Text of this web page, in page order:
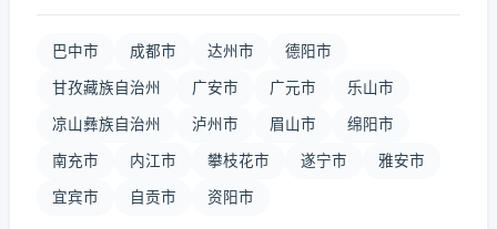
巴中市 成都市 达州市 德阳市
甘孜藏族自治州 广安市 广元市 乐山市
凉山彝族自治州 泸州市 眉山市 绵阳市
南充市 内江市 攀枝花市 遂宁市 雅安市
宜宾市 自贡市 资阳市